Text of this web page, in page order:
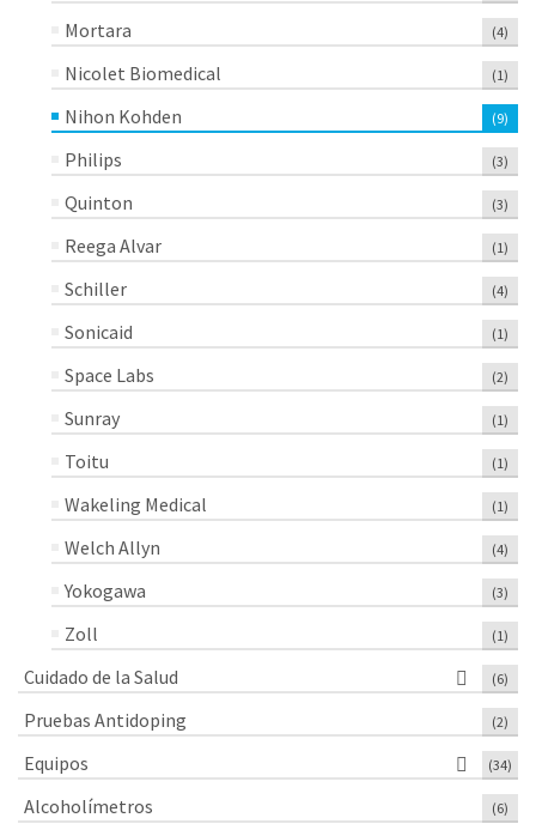
Mortara (4)
Nicolet Biomedical (1)
Nihon Kohden (9)
Philips (3)
Quinton (3)
Reega Alvar (1)
Schiller (4)
Sonicaid (1)
Space Labs (2)
Sunray (1)
Toitu (1)
Wakeling Medical (1)
Welch Allyn (4)
Yokogawa (3)
Zoll (1)
Cuidado de la Salud (6)
Pruebas Antidoping (2)
Equipos (34)
Alcoholímetros (6)